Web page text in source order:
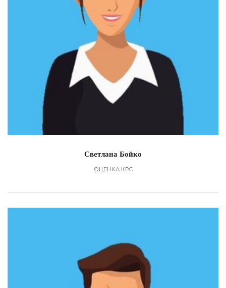
Светлана Бойко
ОЦЕНКА КРС